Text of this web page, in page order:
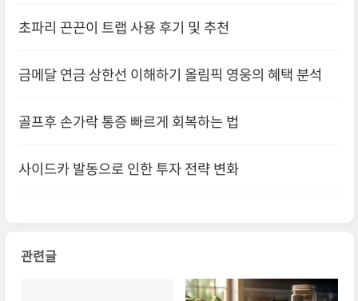
초파리 끈끈이 트랩 사용 후기 및 추천
금메달 연금 상한선 이해하기 올림픽 영웅의 혜택 분석
골프후 손가락 통증 빠르게 회복하는 법
사이드카 발동으로 인한 투자 전략 변화
관련글